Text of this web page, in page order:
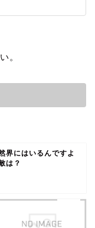
。
界にはいるんですよ
は？